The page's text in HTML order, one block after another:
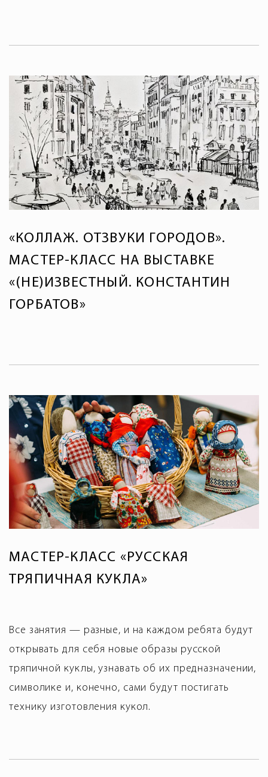
«КОЛЛАЖ. ОТЗВУКИ ГОРОДОВ».
МАСТЕР-КЛАСС НА ВЫСТАВКЕ
«(НЕ)ИЗВЕСТНЫЙ. КОНСТАНТИН
ГОРБАТОВ»
МАСТЕР-КЛАСС «РУССКАЯ
ТРЯПИЧНАЯ КУКЛА»
Все занятия — разные, и на каждом ребята будут
открывать для себя новые образы русской
тряпичной куклы, узнавать об их предназначении,
символике и, конечно, сами будут постигать
технику изготовления кукол.